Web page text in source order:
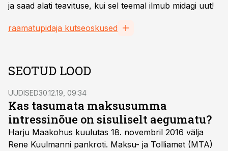
ja saad alati teavituse, kui sel teemal ilmub midagi uut!
raamatupidaja kutseoskused
SEOTUD LOOD
UUDISED30.12.19, 09:34
Kas tasumata maksusumma
intressinõue on sisuliselt aegumatu?
Harju Maakohus kuulutas 18. novembril 2016 välja
Rene Kuulmanni­ pankroti. Maksu- ja Tolliamet (MTA)